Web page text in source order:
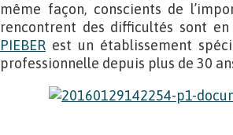
même façon, conscients de
rencontrent des difficultés sont
PIEBER est un établissement
professionnelle depuis plus de 30